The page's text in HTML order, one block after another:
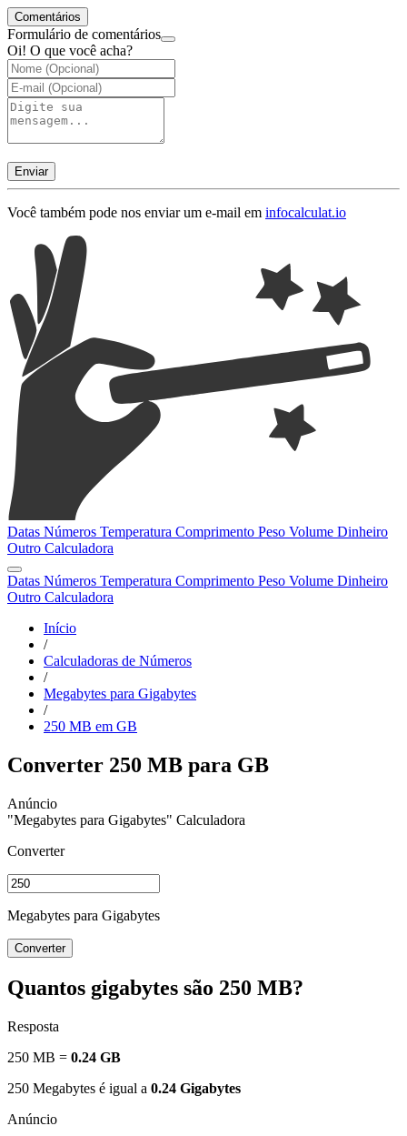
Comentários
Formulário de comentários
Oi! O que você acha?
Enviar
Você também pode nos enviar um e-mail em infocalculat.io
Datas Números Temperatura Comprimento Peso Volume Dinheiro
Outro Calculadora
Datas Números Temperatura Comprimento Peso Volume Dinheiro
Outro Calculadora
Início
/
Calculadoras de Números
/
Megabytes para Gigabytes
/
250 MB em GB
Converter 250 MB para GB
"Megabytes para Gigabytes" Calculadora
Converter
Megabytes para Gigabytes
Converter
Quantos gigabytes são 250 MB?
Resposta
250 MB = 0.24 GB
250 Megabytes é igual a 0.24 Gigabytes